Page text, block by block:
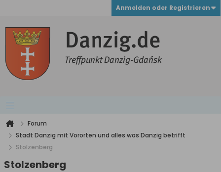
Anmelden oder Registrieren
Forum
Stadt Danzig mit Vororten und alles was Danzig betrifft
Stolzenberg
Stolzenberg